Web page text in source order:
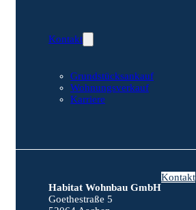
Kontakt
Grundstücksankauf
Wohnungsverkauf
Karriere
Habitat Wohnbau GmbH
Goethestraße 5
Kontakt